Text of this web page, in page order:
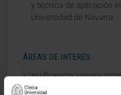
y técnica de aplicación
Universidad de Navarra.
ÁREAS DE INTERÉS
Insuficiencia venosa
malformaciones